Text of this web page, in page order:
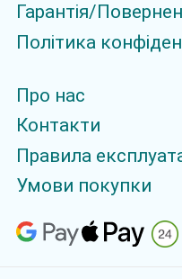
Гарантія/
Політика
Про нас
Контакти
Правила
Умови покупки